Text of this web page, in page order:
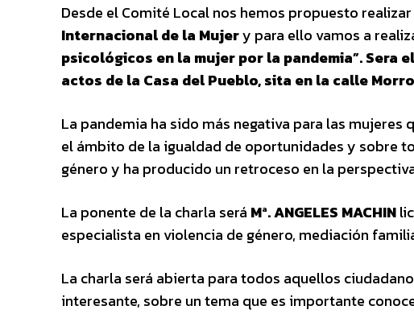
Desde el Comité Local nos hemos propuesto
Internacional de la Mujery para ello vamos a
psicológicos en la mujer por la pandemia”.Sera
actos de la Casa del Pueblo, sita en la calle
La pandemia ha sido más negativa para las
el ámbito de la igualdad de oportunidades y sobre
género y ha producido un retroceso en la
La ponente de la charla será Mª. ANGELES MACHIN
especialista en violencia de género, mediación
La charla será abierta para todos aquellos
interesante, sobre un tema que es importante